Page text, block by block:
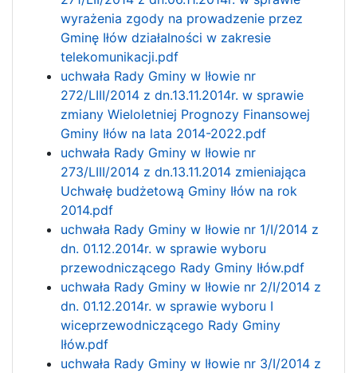
wyrażenia zgody na prowadzenie przez
Gminę Iłów działalności w zakresie
telekomunikacji.pdf
uchwała Rady Gminy w Iłowie nr
272/LIII/2014 z dn.13.11.2014r. w sprawie
zmiany Wieloletniej Prognozy Finansowej
Gminy Iłów na lata 2014-2022.pdf
uchwała Rady Gminy w Iłowie nr
273/LIII/2014 z dn.13.11.2014 zmieniająca
Uchwałę budżetową Gminy Iłów na rok
2014.pdf
uchwała Rady Gminy w Iłowie nr 1/I/2014 z
dn. 01.12.2014r. w sprawie wyboru
przewodniczącego Rady Gminy Iłów.pdf
uchwała Rady Gminy w Iłowie nr 2/I/2014 z
dn. 01.12.2014r. w sprawie wyboru I
wiceprzewodniczącego Rady Gminy
Iłów.pdf
uchwała Rady Gminy w Iłowie nr 3/I/2014 z